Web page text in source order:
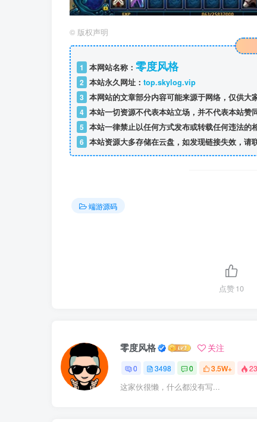
© 版权声明
1 本网站名称： 零度风格
2 本站永久网址： top.skylog.vip
3 本网站的文章部分内容可能来源于网络，仅供大
4 本站一切资源不代表本站立场，并不代表本站赞
5 本站一律禁止以任何方式发布或转载任何违法的
6 本站资源大多存储在云盘，如发现链接失效，请
端游源码
点赞10
零度风格 关注
0 3498 0 3.5W+
这家伙很懒，什么都没有写...